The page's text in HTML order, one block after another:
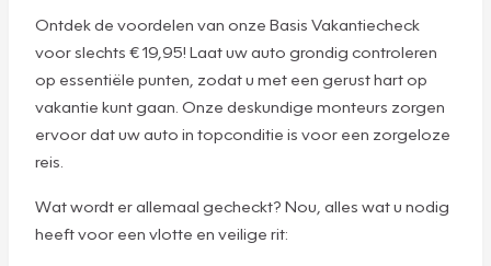
Ontdek de voordelen van onze Basis Vakantiecheck
voor slechts € 19,95! Laat uw auto grondig controleren
op essentiële punten, zodat u met een gerust hart op
vakantie kunt gaan. Onze deskundige monteurs zorgen
ervoor dat uw auto in topconditie is voor een zorgeloze
reis.
Wat wordt er allemaal gecheckt? Nou, alles wat u nodig
heeft voor een vlotte en veilige rit: